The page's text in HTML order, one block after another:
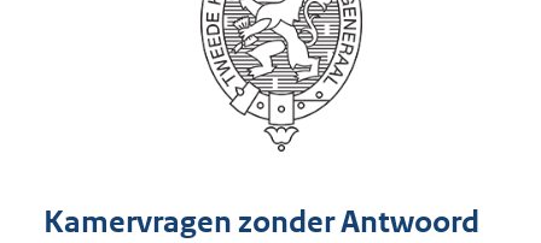
Kamervragen zonder Antwoord